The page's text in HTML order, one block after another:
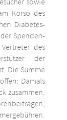
Korso des
Diabetes-
Spenden-
des
der
Die Summe
Damals
zusammen.